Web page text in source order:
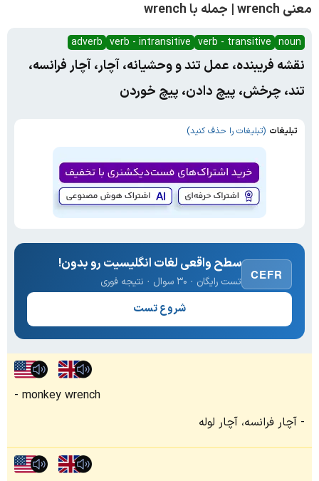
معنی wrench | جمله با wrench
noun
verb - transitive
verb - intransitive
adverb
نقشه فریبنده، عمل تند و وحشیانه، آچار، آچار فرانسه،
تند، چرخش، پیچ دادن، پیچ خوردن
تبلیغات (تبلیغات را حذف کنید)
CEFR
سطح واقعی لغات انگلیسیت رو بدون!
تست رایگان · ۳۰ سوال · نتیجه فوری
شروع تست
monkey wrench
آچار فرانسه، آچار لوله